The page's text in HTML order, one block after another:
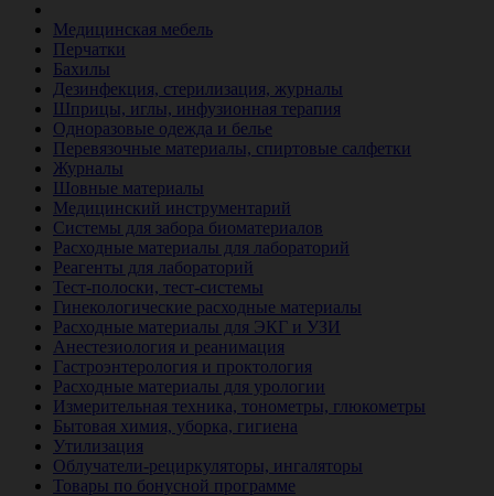
Медицинская мебель
Перчатки
Бахилы
Дезинфекция, стерилизация, журналы
Шприцы, иглы, инфузионная терапия
Одноразовые одежда и белье
Перевязочные материалы, спиртовые салфетки
Журналы
Шовные материалы
Медицинский инструментарий
Системы для забора биоматериалов
Расходные материалы для лабораторий
Реагенты для лабораторий
Тест-полоски, тест-системы
Гинекологические расходные материалы
Расходные материалы для ЭКГ и УЗИ
Анестезиология и реанимация
Гастроэнтерология и проктология
Расходные материалы для урологии
Измерительная техника, тонометры, глюкометры
Бытовая химия, уборка, гигиена
Утилизация
Облучатели-рециркуляторы, ингаляторы
Товары по бонусной программе